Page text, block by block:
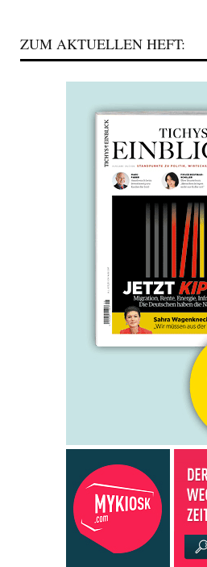
ZUM AKTUELLEN HEFT: